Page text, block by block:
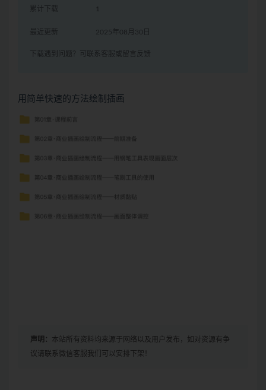
累计下载 1
最近更新 2025年08月30日
下载遇到问题？可联系客服或留言反馈
用简单快速的方法绘制插画
声明： 本站所有资料均来源于网络以及用户发布，如对资源有争
议请联系微信客服我们可以安排下架！